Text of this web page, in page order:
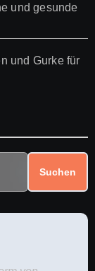
und gesunde
und Gurke für
Suchen